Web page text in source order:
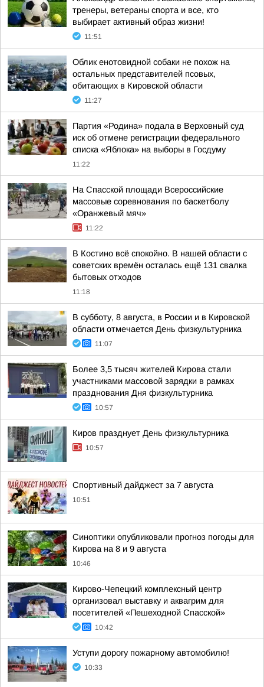
тренеры, ветераны спорта и все, кто
выбирает активный образ жизни!
11:51
Облик енотовидной собаки не похож на
остальных представителей псовых,
обитающих в Кировской области
11:27
Партия «Родина» подала в Верховный суд
иск об отмене регистрации федерального
списка «Яблока» на выборы в Госдуму
11:22
На Спасской площади Всероссийские
массовые соревнования по баскетболу
«Оранжевый мяч»
11:22
В Костино всё спокойно. В нашей области с
советских времён осталась ещё 131 свалка
бытовых отходов
11:18
В субботу, 8 августа, в России и в Кировской
области отмечается День физкультурника
11:07
Более 3,5 тысяч жителей Кирова стали
участниками массовой зарядки в рамках
празднования Дня физкультурника
10:57
Киров празднует День физкультурника
10:57
Спортивный дайджест за 7 августа
10:51
Синоптики опубликовали прогноз погоды для
Кирова на 8 и 9 августа
10:46
Кирово-Чепецкий комплексный центр
организовал выставку и аквагрим для
посетителей «Пешеходной Спасской»
10:42
Уступи дорогу пожарному автомобилю!
10:33